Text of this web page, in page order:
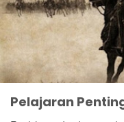
Pelajaran